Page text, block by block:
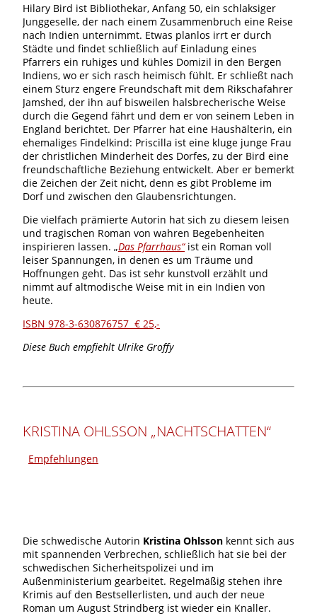
Hilary Bird ist Bibliothekar, Anfang 50, ein schlaksiger
Junggeselle, der nach einem Zusammenbruch eine Reise
nach Indien unternimmt. Etwas planlos irrt er durch
Städte und findet schließlich auf Einladung eines
Pfarrers ein ruhiges und kühles Domizil in den Bergen
Indiens, wo er sich rasch heimisch fühlt. Er schließt nach
einem Sturz engere Freundschaft mit dem Rikschafahrer
Jamshed, der ihn auf bisweilen halsbrecherische Weise
durch die Gegend fährt und dem er von seinem Leben in
England berichtet. Der Pfarrer hat eine Haushälterin, ein
ehemaliges Findelkind: Priscilla ist eine kluge junge Frau
der christlichen Minderheit des Dorfes, zu der Bird eine
freundschaftliche Beziehung entwickelt. Aber er bemerkt
die Zeichen der Zeit nicht, denn es gibt Probleme im
Dorf und zwischen den Glaubensrichtungen.
Die vielfach prämierte Autorin hat sich zu diesem leisen
und tragischen Roman von wahren Begebenheiten
inspirieren lassen. „Das Pfarrhaus“ist ein Roman voll
leiser Spannungen, in denen es um Träume und
Hoffnungen geht. Das ist sehr kunstvoll erzählt und
nimmt auf altmodische Weise mit in ein Indien von
heute.
ISBN 978-3-630876757 € 25,-
Diese Buch empfiehlt Ulrike Groffy
KRISTINA OHLSSON „NACHTSCHATTEN“
Empfehlungen
Die schwedische Autorin Kristina Ohlsson kennt sich aus
mit spannenden Verbrechen, schließlich hat sie bei der
schwedischen Sicherheitspolizei und im
Außenministerium gearbeitet. Regelmäßig stehen ihre
Krimis auf den Bestsellerlisten, und auch der neue
Roman um August Strindberg ist wieder ein Knaller.